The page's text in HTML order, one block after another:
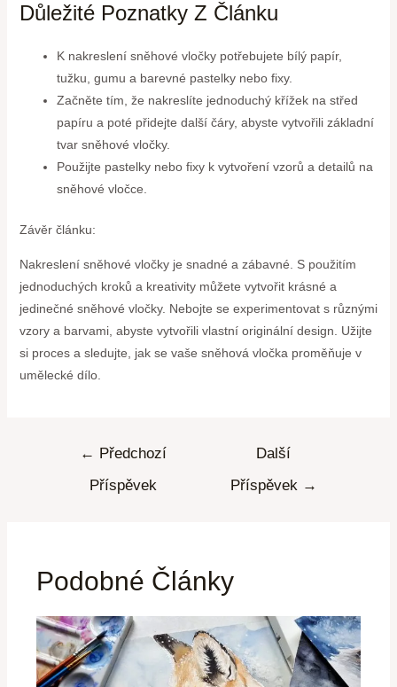
Důležité Poznatky Z Článku
K nakreslení sněhové vločky potřebujete bílý papír,
tužku, gumu a barevné pastelky nebo fixy.
Začněte tím, že nakreslíte jednoduchý křížek na střed
papíru a poté přidejte další čáry, abyste vytvořili základní
tvar sněhové vločky.
Použijte pastelky nebo fixy k vytvoření vzorů a detailů na
sněhové vločce.
Závěr článku:
Nakreslení sněhové vločky je snadné a zábavné. S použitím
jednoduchých kroků a kreativity můžete vytvořit krásné a
jedinečné sněhové vločky. Nebojte se experimentovat s různými
vzory a barvami, abyste vytvořili vlastní originální design. Užijte
si proces a sledujte, jak se vaše sněhová vločka proměňuje v
umělecké dílo.
← Předchozí
Příspěvek
Další
Příspěvek →
Podobné Články